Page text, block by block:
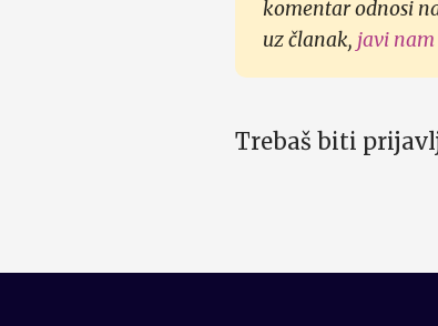
komentar odnosi
uz članak, javi nam
Trebaš biti